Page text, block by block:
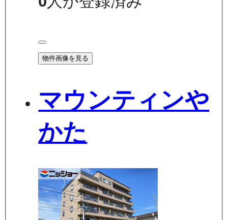
物件画像を見る
マウンティンや
かた